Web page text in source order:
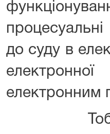
до суду в
електронним
Тобто,